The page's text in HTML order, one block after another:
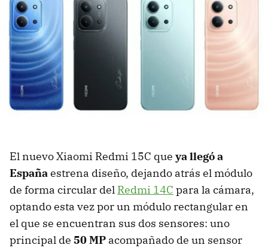
El nuevo Xiaomi Redmi 15C que ya llegó a
Españaestrena diseño, dejando atrás el módulo
de forma circular del Redmi 14C para la cámara,
optando esta vez por un módulo rectangular en
el que se encuentran sus dos sensores: uno
principal de 50 MP acompañado de un sensor